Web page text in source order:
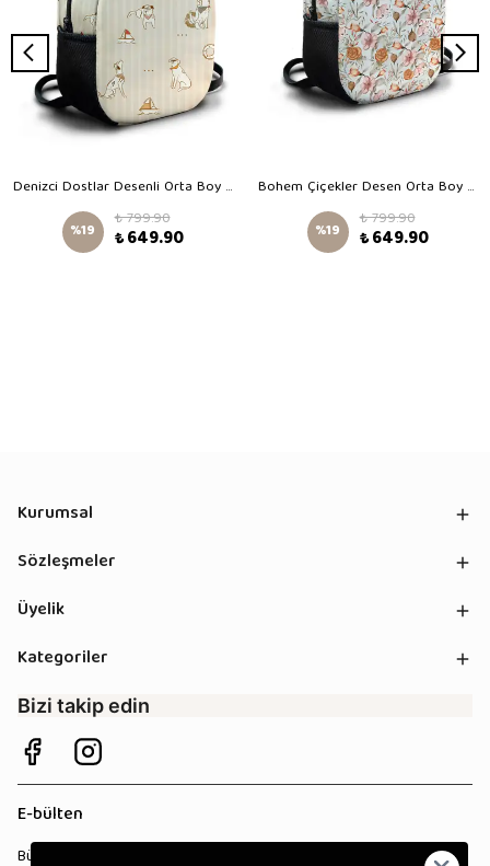
Denizci Dostlar Desenli Orta Boy Kreş Çantası
%19 ₺ 799.90
₺ 649.90
Bohem Çiçekler Desen Orta Boy Kreş Çantası
%19 ₺ 799.90
₺ 649.90
Kurumsal
Sözleşmeler
Üyelik
Kategoriler
Bizi takip edin
E-bülten
Bültenimize kaydolun, tüm kampanyalardan anında haberdar olun!